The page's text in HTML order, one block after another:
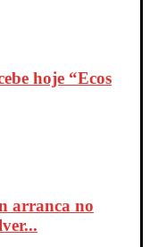
hoje “Ecos
arranca no